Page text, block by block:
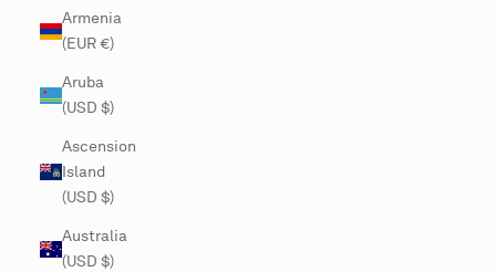
Armenia
(EUR €)
Aruba
(USD $)
Ascension
Island
(USD $)
Australia
(USD $)